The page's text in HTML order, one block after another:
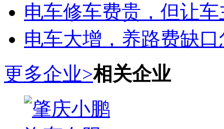
电车修车费贵，但让
电车大增，养路费缺
更多企业>相关企业